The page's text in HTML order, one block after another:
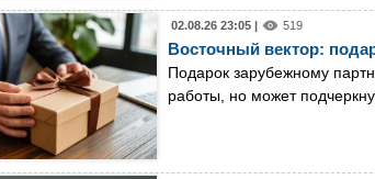
02.08.26 23:05 | 519
Восточный вектор:
Подарок зарубежному
работы, но может